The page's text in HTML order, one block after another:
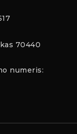
70440
numeris: